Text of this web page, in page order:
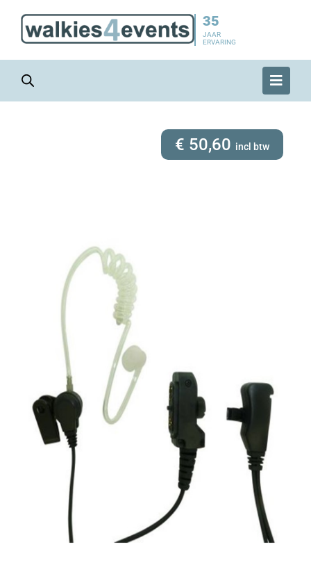
35
JAAR
ERVARING
€ 50,60 incl btw